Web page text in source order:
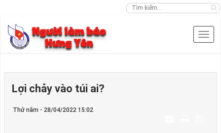
Lợi chảy vào túi ai?
Thứ năm - 28/04/2022 15:02